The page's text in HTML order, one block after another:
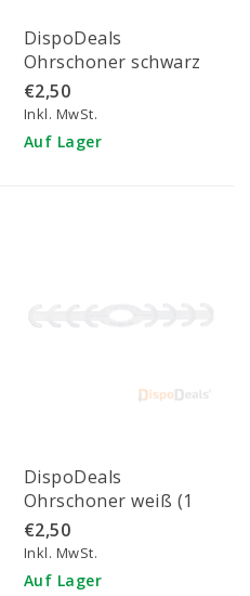
DispoDeals
Ohrschoner schwarz
(1 Stück)
€2,50
Inkl. MwSt.
Auf Lager
DispoDeals
Ohrschoner weiß (1
Stück)
€2,50
Inkl. MwSt.
Auf Lager